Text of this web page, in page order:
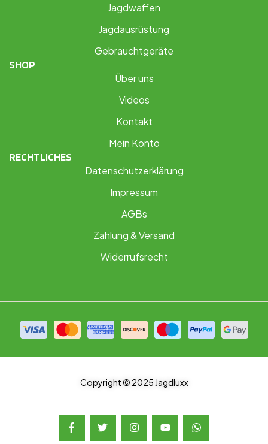
Jagdwaffen
Jagdausrüstung
Gebrauchtgeräte
SHOP
Über uns
Videos
Kontakt
Mein Konto
RECHTLICHES
Datenschutzerklärung
Impressum
AGBs
Zahlung & Versand
Widerrufsrecht
Copyright © 2025 Jagdluxx